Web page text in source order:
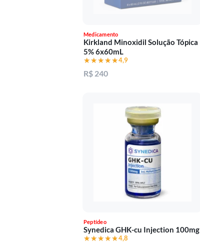
Medicamento
Kirkland Minoxidil Solução Tópica
5% 6x60mL
★★★★★
★★★★★4,9
R$ 240
Peptídeo
Synedica GHK-cu Injection 100mg
★★★★★
★★★★★4,8